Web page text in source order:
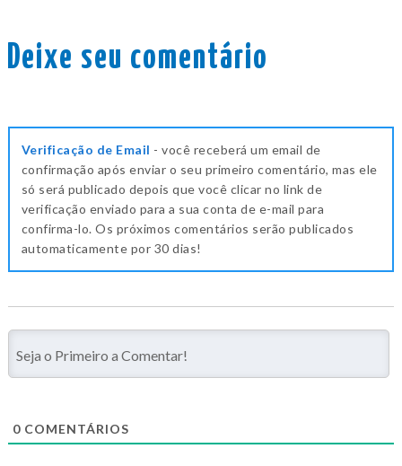
Deixe seu comentário
Verificação de Email - você receberá um email de
confirmação após enviar o seu primeiro comentário, mas ele
só será publicado depois que você clicar no link de
verificação enviado para a sua conta de e-mail para
confirma-lo. Os próximos comentários serão publicados
automaticamente por 30 dias!
0 COMENTÁRIOS